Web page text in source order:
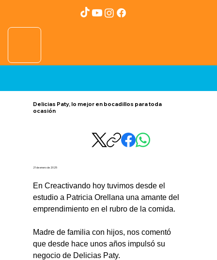
Delicias Paty, lo mejor en bocadillos para toda
ocasión
21 de enero de 2025
En Creactivando hoy tuvimos desde el
estudio a Patricia Orellana una amante del
emprendimiento en el rubro de la comida.
Madre de familia con hijos, nos comentó
que desde hace unos años impulsó su
negocio de Delicias Paty.